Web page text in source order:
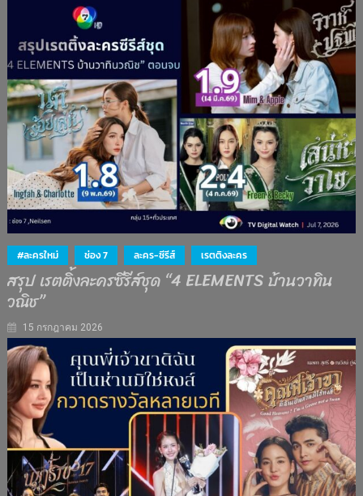
#ละครใหม่ ช่อง 7 ละคร-ซีรีส์ เรตติงละคร
สรุป เรตติ้งละครซีรีส์ชุด “4 ELEMENTS บ้านวาทิน
วณิช”
15 กรกฎาคม 2026